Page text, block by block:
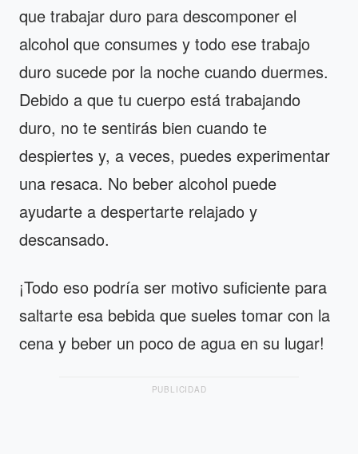
que trabajar duro para descomponer el
alcohol que consumes y todo ese trabajo
duro sucede por la noche cuando duermes.
Debido a que tu cuerpo está trabajando
duro, no te sentirás bien cuando te
despiertes y, a veces, puedes experimentar
una resaca. No beber alcohol puede
ayudarte a despertarte relajado y
descansado.
¡Todo eso podría ser motivo suficiente para
saltarte esa bebida que sueles tomar con la
cena y beber un poco de agua en su lugar!
PUBLICIDAD